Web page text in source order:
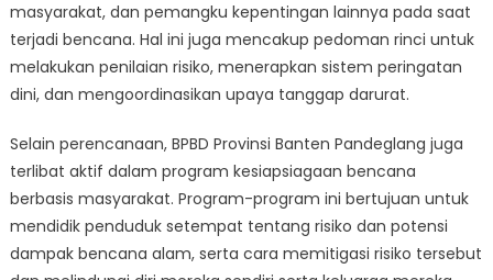
masyarakat, dan pemangku kepentingan lainnya pada saat
terjadi bencana. Hal ini juga mencakup pedoman rinci untuk
melakukan penilaian risiko, menerapkan sistem peringatan
dini, dan mengoordinasikan upaya tanggap darurat.
Selain perencanaan, BPBD Provinsi Banten Pandeglang juga
terlibat aktif dalam program kesiapsiagaan bencana
berbasis masyarakat. Program-program ini bertujuan untuk
mendidik penduduk setempat tentang risiko dan potensi
dampak bencana alam, serta cara memitigasi risiko tersebut